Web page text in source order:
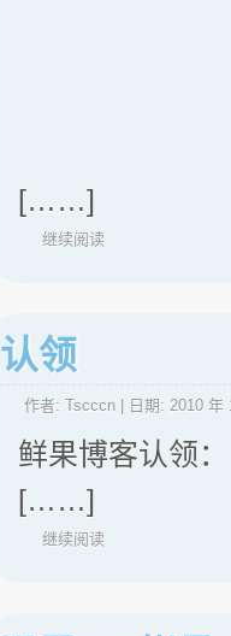
[……]
继续阅读
认领
作者: Tscccn | 日期: 2010 年
鲜果博客认领
[……]
继续阅读